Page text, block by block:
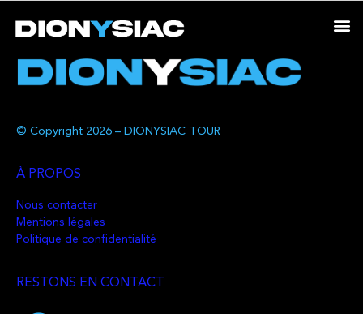
© Copyright 2026 – DIONYSIAC TOUR
À PROPOS
Nous contacter
Mentions légales
Politique de confidentialité
RESTONS EN CONTACT